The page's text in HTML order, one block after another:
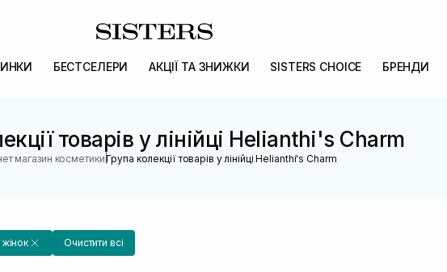
БЕСТСЕЛЕРИ АКЦІЇ ТА ЗНИЖКИ SISTERS CHOICE БРЕНДИ
товарів у лінійці Helianthi's Charm
магазин косметики |Група колекції товарів у лінійці Helianthi's Charm
Очистити всі